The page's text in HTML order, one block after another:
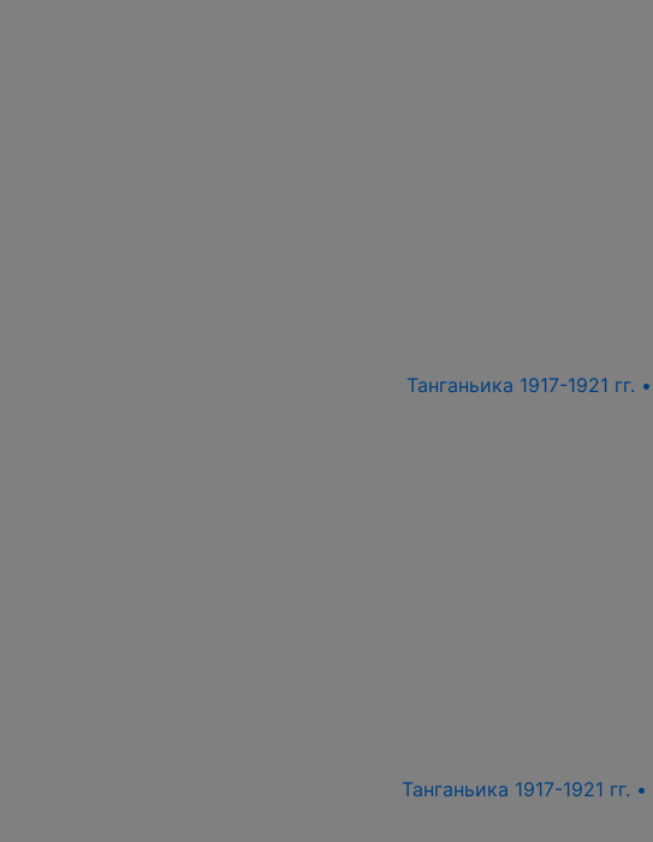
Танганьика 1917-1921 гг. •
Танганьика 1917-1921 гг. •